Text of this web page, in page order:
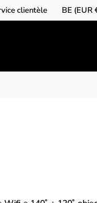
clientèle BE (EUR